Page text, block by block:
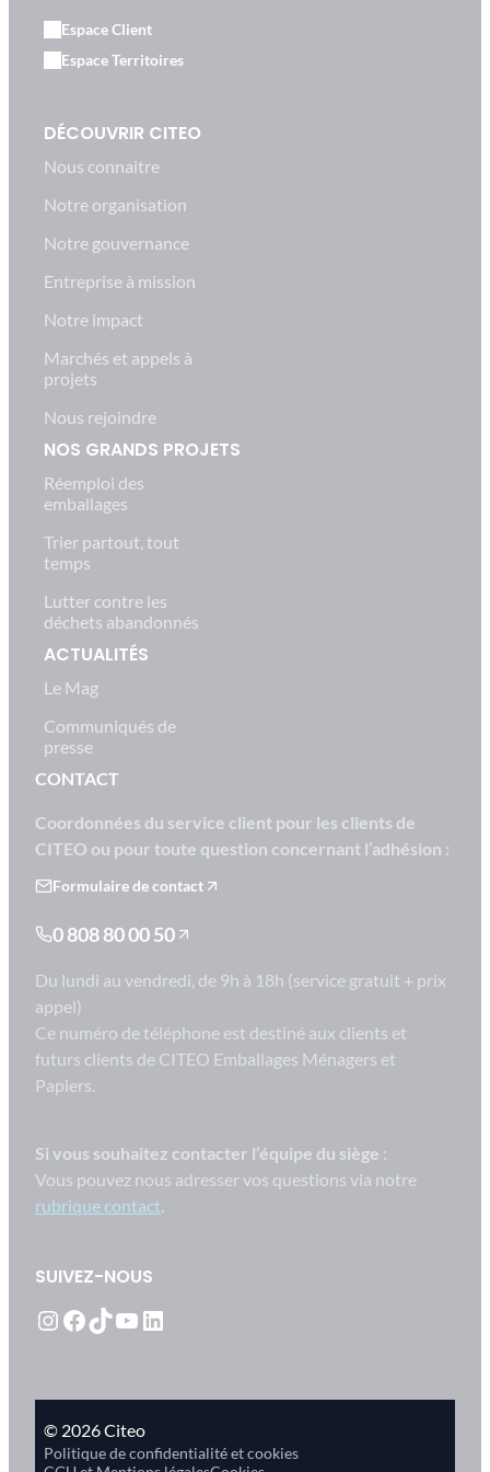
Espace Client
Espace Territoires
DÉCOUVRIR CITEO
Nous connaitre
Notre organisation
Notre gouvernance
Entreprise à mission
Notre impact
Marchés et appels à
projets
Nous rejoindre
NOS GRANDS PROJETS
Réemploi des
emballages
Trier partout, tout
temps
Lutter contre les
déchets abandonnés
ACTUALITÉS
Le Mag
Communiqués de
presse
CONTACT
Coordonnées du service client pour les clients de
CITEO ou pour toute question concernant l’adhésion :
Formulaire de contact
0 808 80 00 50
Du lundi au vendredi, de 9h à 18h (service gratuit + prix
appel)
Ce numéro de téléphone est destiné aux clients et
futurs clients de CITEO Emballages Ménagers et
Papiers.
Si vous souhaitez contacter l’équipe du siège :
Vous pouvez nous adresser vos questions via notre
rubrique contact
SUIVEZ-NOUS
Instagram Facebook TikTok YouTube LinkedIn
© 2026 Citeo
Politique de confidentialité et cookies